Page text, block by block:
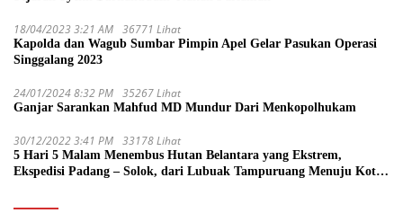
18/04/2023 3:21 AM 36771 Lihat
Kapolda dan Wagub Sumbar Pimpin Apel Gelar Pasukan Operasi
Singgalang 2023
24/01/2024 8:32 PM 35267 Lihat
Ganjar Sarankan Mahfud MD Mundur Dari Menkopolhukam
30/12/2022 3:41 PM 33178 Lihat
5 Hari 5 Malam Menembus Hutan Belantara yang Ekstrem,
Ekspedisi Padang – Solok, dari Lubuak Tampuruang Menuju Koto